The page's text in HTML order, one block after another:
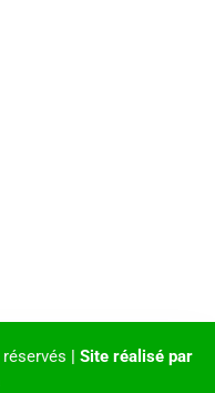
| Site réalisé par